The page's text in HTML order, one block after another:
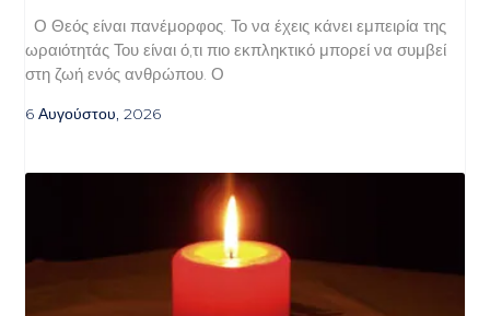
Ο Θεός είναι πανέμορφος. Το να έχεις κάνει εμπειρία της
ωραιότητάς Του είναι ό,τι πιο εκπληκτικό μπορεί να συμβεί
στη ζωή ενός ανθρώπου. Ο
6 Αυγούστου, 2026